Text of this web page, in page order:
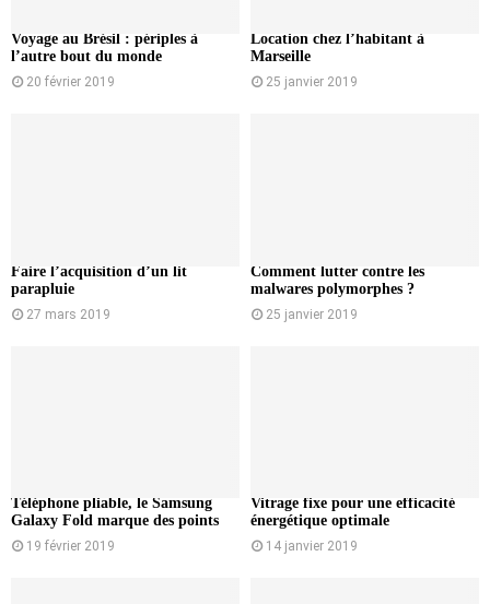
Voyage au Brésil : périples à
l’autre bout du monde
20 février 2019
Location chez l’habitant à
Marseille
25 janvier 2019
Faire l’acquisition d’un lit
parapluie
27 mars 2019
Comment lutter contre les
malwares polymorphes ?
25 janvier 2019
Téléphone pliable, le Samsung
Galaxy Fold marque des points
19 février 2019
Vitrage fixe pour une efficacité
énergétique optimale
14 janvier 2019